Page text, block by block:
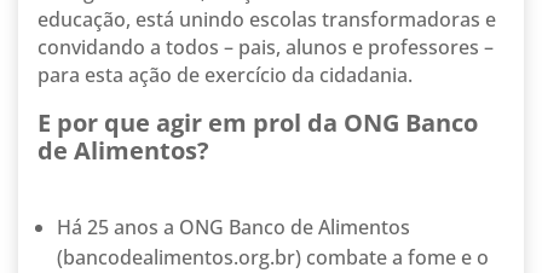
educação, está unindo escolas transformadoras e
convidando a todos – pais, alunos e professores –
para esta ação de exercício da cidadania.
E por que agir em prol da ONG Banco
de Alimentos?
Há 25 anos a ONG Banco de Alimentos
(bancodealimentos.org.br) combate a fome e o